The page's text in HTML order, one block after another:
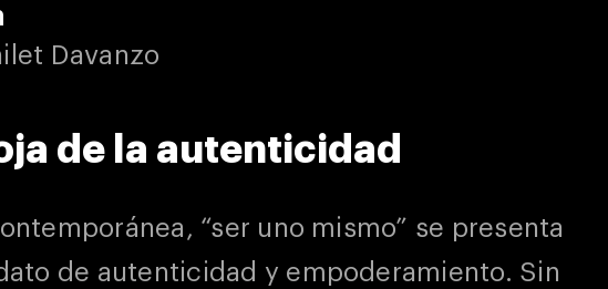
Davanzo
de la autenticidad
“ser uno mismo” se presenta
de autenticidad y empoderamiento. Sin